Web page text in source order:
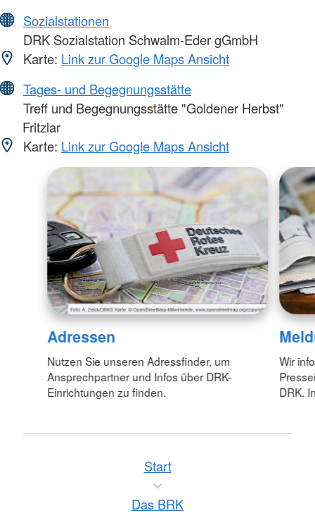
Sozialstationen
DRK Sozialstation Schwalm-Eder gGmbH
Karte: Link zur Google Maps Ansicht
Tages- und Begegnungsstätte
Treff und Begegnungsstätte "Goldener Herbst"
Fritzlar
Karte: Link zur Google Maps Ansicht
Adressen
Nutzen Sie unseren Adressfinder, um
Ansprechpartner und Infos über DRK-
Einrichtungen zu finden.
Wir
DRK.
Start
Das BRK